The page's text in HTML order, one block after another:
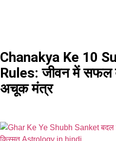
Chanakya Ke 10
Rules: जीवन में
अचूक मंत्र